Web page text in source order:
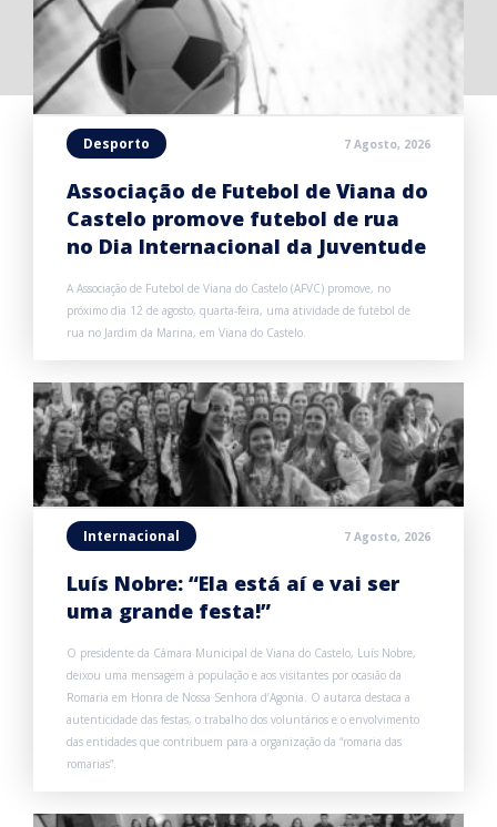
Desporto 7 Agosto, 2026
Associação de Futebol de Viana do
Castelo promove futebol de rua
no Dia Internacional da Juventude
A Associação de Futebol de Viana do Castelo (AFVC) promove, no
próximo dia 12 de agosto, quarta-feira, uma atividade de futebol de
rua no Jardim da Marina, em Viana do Castelo.
Internacional 7 Agosto, 2026
Luís Nobre: “Ela está aí e vai ser
uma grande festa!”
O presidente da Câmara Municipal de Viana do Castelo, Luís Nobre,
deixou uma mensagem à população e aos visitantes por ocasião da
Romaria em Honra de Nossa Senhora d’Agonia. O autarca destaca a
autenticidade das festas, o trabalho dos voluntários e o envolvimento
das entidades que contribuem para a organização da “romaria das
romarias”.